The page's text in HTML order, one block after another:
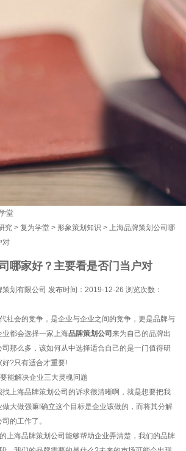
堂
究 > 复为学堂 > 形象策划知识 > 上海品牌策划公司哪
对
哪家好？主要看是否门当户对
划有限公司 发布时间：2019-12-26 浏览次数：
社会的竞争，是企业与企业之间的竞争，更是品牌与
都会选择一家上海品牌策划公司 来为自己的品牌出
那么多，该如何从中选择适合自己的是一门值得研
好?只有适合才重要!
解决企业三大灵魂问题
海品牌策划公司的诉求很清晰啊，就是想要把我
大做强嘛!确立这个目标是企业该做的，而将其分解
的工作了。
海品牌策划公司能够帮助企业弄清楚，我们的品牌